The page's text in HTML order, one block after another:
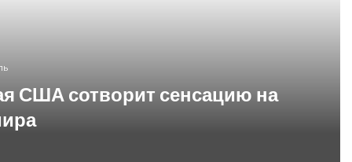
США сотворит сенсацию на